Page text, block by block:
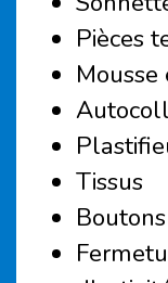
Pièces
Tissus
Boutons